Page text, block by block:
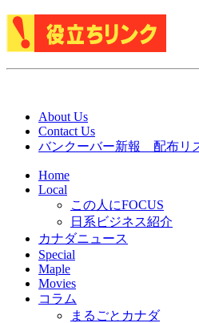
About Us
Contact Us
バンクーバー新報 配布リ
Home
Local
この人にFOCUS
日系ビジネス紹介
カナダニュース
Special
Maple
Movies
コラム
まるごとカナダ